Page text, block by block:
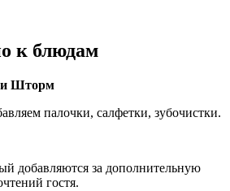
к блюдам
Шторм
палочки, салфетки, зубочистки.
добавляются за дополнительную
гостя.